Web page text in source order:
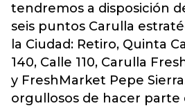
tendremos a disposición
seis puntos Carulla
la Ciudad: Retiro, Quinta
140, Calle 110, Carulla
y FreshMarket Pepe
orgullosos de hacer parte